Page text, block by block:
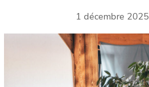
1 décembre 2025